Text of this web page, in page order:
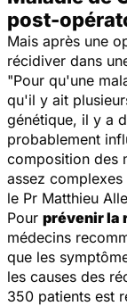
post-
Mais après une
récidiver dans
"Pour qu'une
qu'il y ait
génétique, il y a
probablement
composition des
assez
le Pr Matthieu
Pour prévenir la
médecins
que les
les causes des
350 patients est